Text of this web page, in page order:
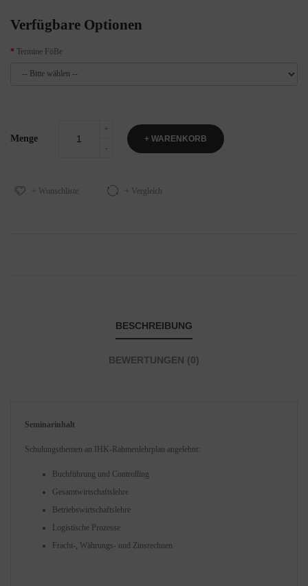
Verfügbare Optionen
Termine FöBe
Menge + WARENKORB
+ Wunschliste + Vergleich
BESCHREIBUNG
BEWERTUNGEN (0)
Seminarinhalt
Schulungsthemen an IHK-Rahmenlehrplan angelehnt:
Buchführung und Controlling
Gesamtwirtschaftslehre
Betriebswirtschaftslehre
Logistische Prozesse
Fracht-, Währungs- und Zinsrechnen